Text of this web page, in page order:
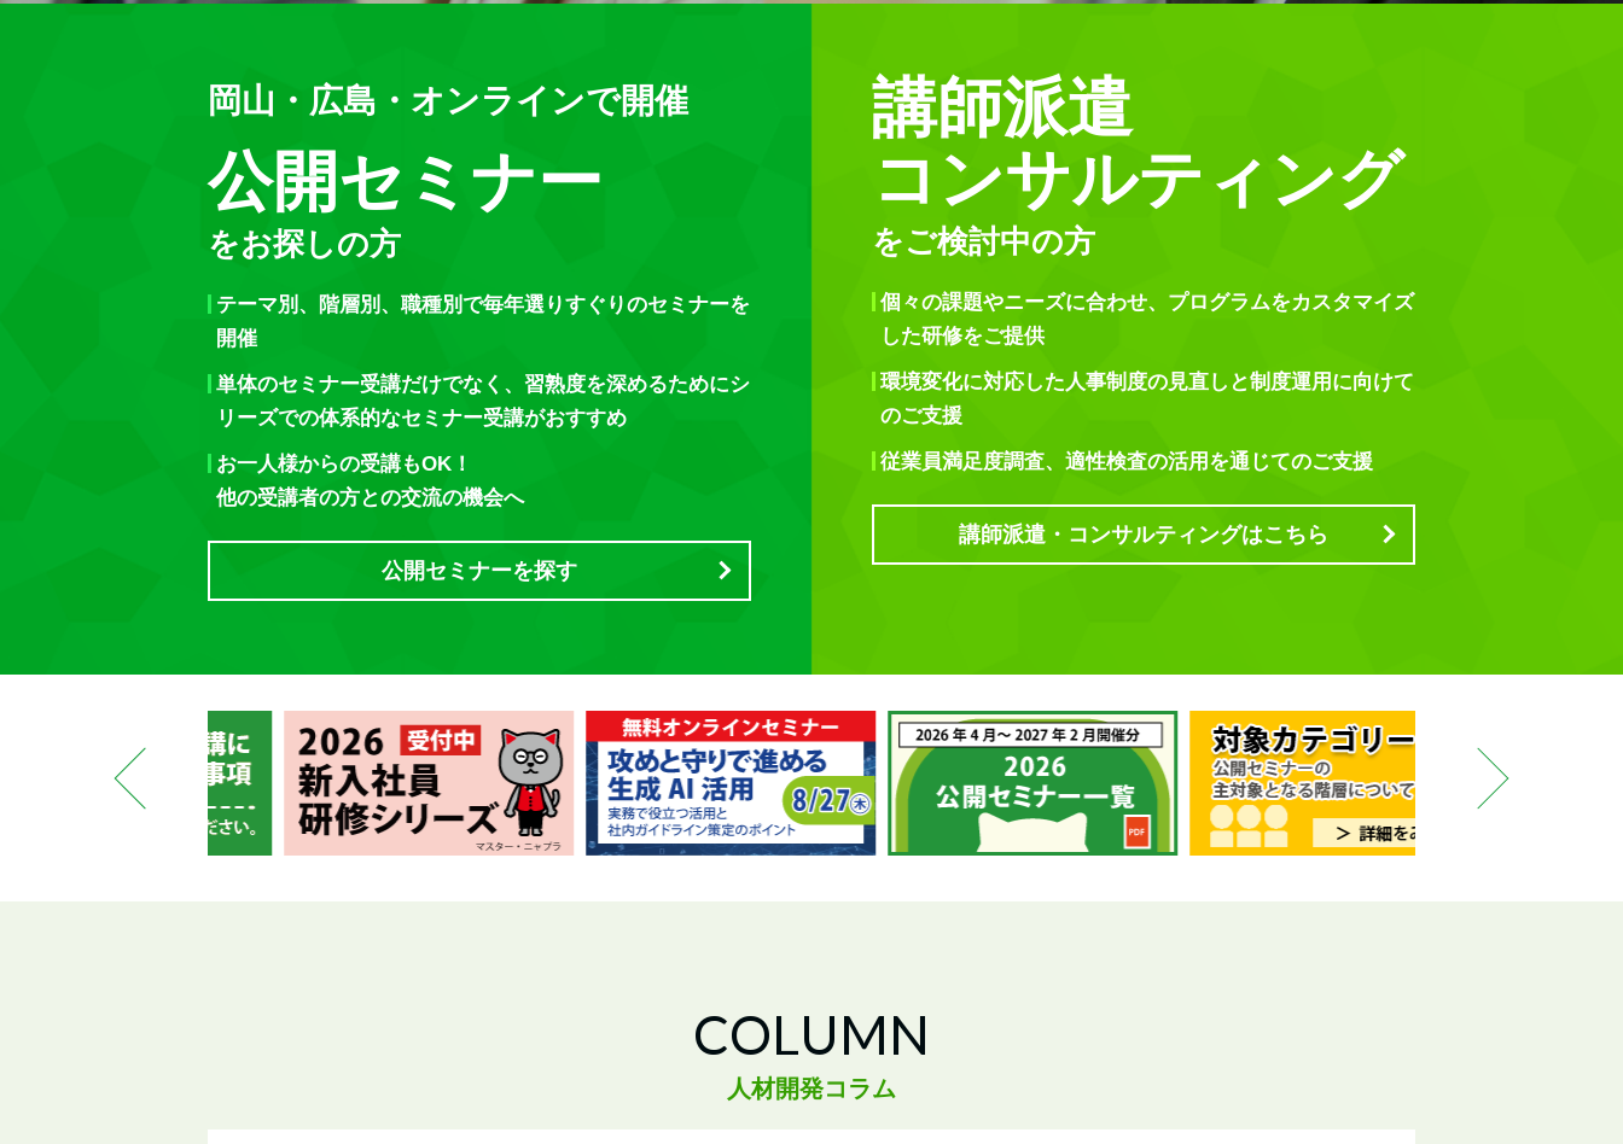
岡山・広島・オンラインで開催
公開セミナー
をお探しの方
テーマ別、階層別、職種別で毎年選りすぐりのセミナーを
開催
単体のセミナー受講だけでなく、習熟度を深めるためにシ
リーズでの体系的なセミナー受講がおすすめ
お一人様からの受講もOK！
他の受講者の方との交流の機会へ
公開セミナーを探す
講師派遣
コンサルティング
をご検討中の方
個々の課題やニーズに合わせ、プログラムをカスタマイズ
した研修をご提供
環境変化に対応した人事制度の見直しと制度運用に向けて
のご支援
従業員満足度調査、適性検査の活用を通じてのご支援
講師派遣・コンサルティングはこちら
COLUMN
人材開発コラム